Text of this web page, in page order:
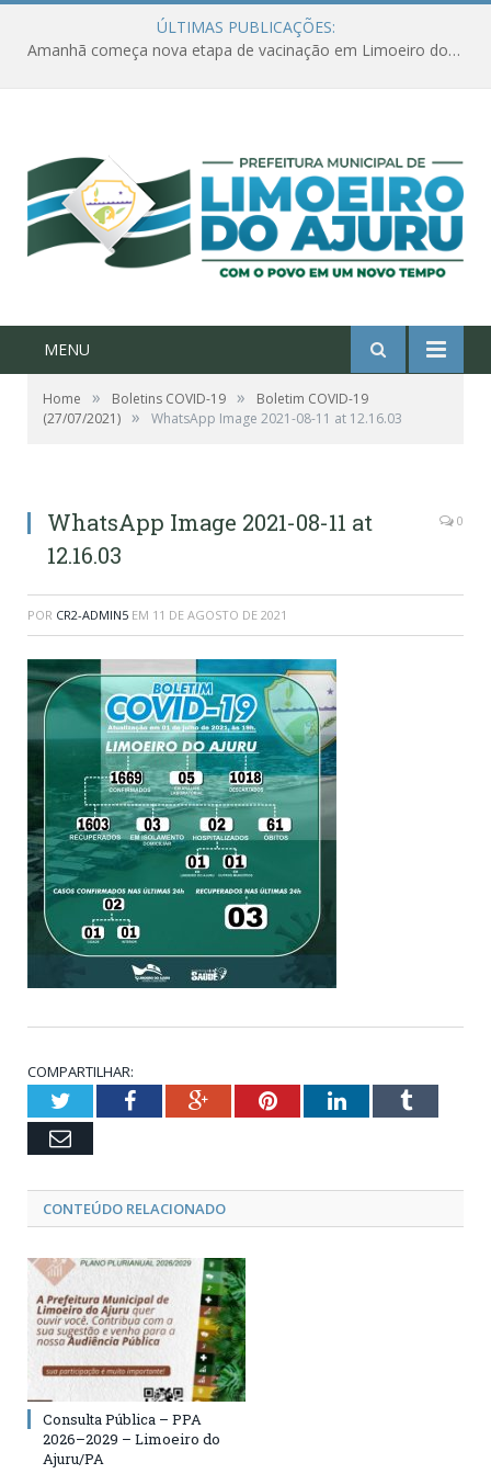
ÚLTIMAS PUBLICAÇÕES:
Amanhã começa nova etapa de vacinação em Limoeiro do Ajuru para idosos com 65 ou mais
MENU
Home » Boletins COVID-19 »
Boletim COVID-19
(27/07/2021) » WhatsApp Image 2021-08-11 at 12.16.03
WhatsApp Image 2021-08-11 at
12.16.03
0
POR CR2-ADMIN5 EM 11 DE AGOSTO DE 2021
COMPARTILHAR:
TwitterFacebookGoogle+PinterestLinkedInTumblr
Email
CONTEÚDO RELACIONADO
Consulta Pública – PPA
2026–2029 – Limoeiro do
Ajuru/PA